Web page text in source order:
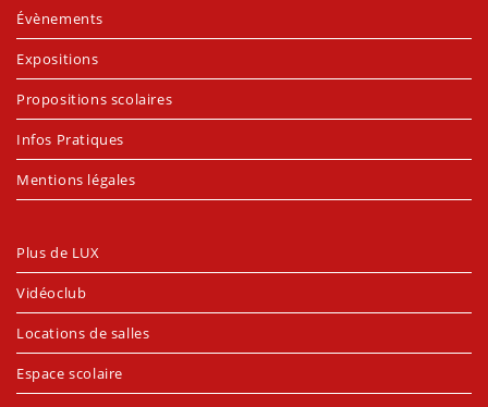
Évènements
Expositions
Propositions scolaires
Infos Pratiques
Mentions légales
Plus de LUX
Vidéoclub
Locations de salles
Espace scolaire